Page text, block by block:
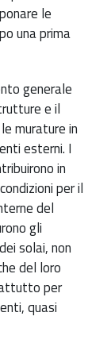
le
una prima
generale
e il
murature in
esterni. I
in
per il
del
gli
solai, non
del loro
per
quasi